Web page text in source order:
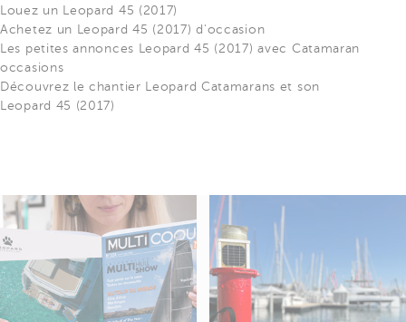
Louez un Leopard 45 (2017)
Achetez un Leopard 45 (2017) d'occasion
Les petites annonces Leopard 45 (2017) avec Catamaran
occasions
Découvrez le chantier Leopard Catamarans et son
Leopard 45 (2017)